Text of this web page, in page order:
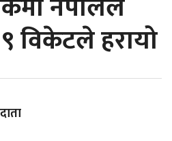
विकेटले हरायो